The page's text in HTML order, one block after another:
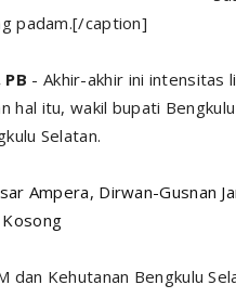
padam.[/caption]
PB - Akhir-akhir ini intensitas
hal itu, wakil bupati
Selatan.
Ampera, Dirwan-Gusnan
dan Kehutanan Bengkulu